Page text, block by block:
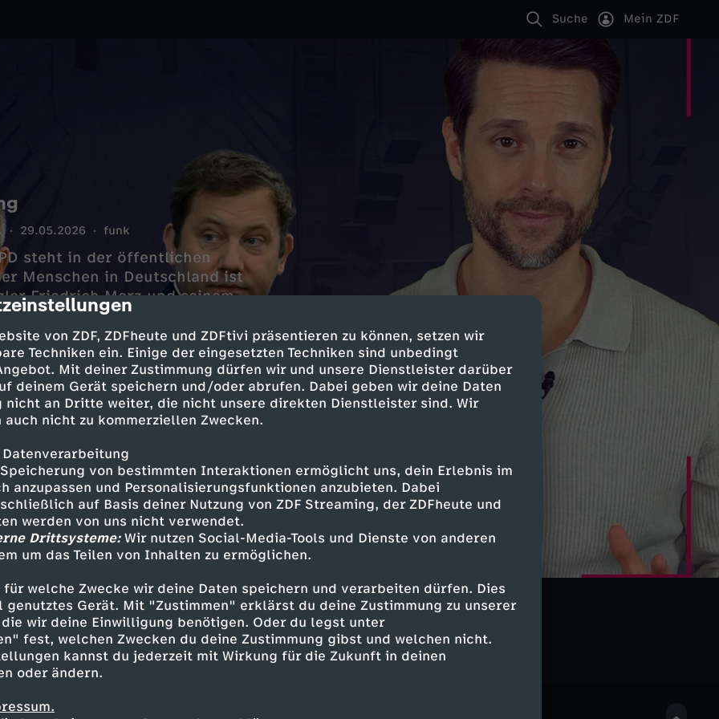
von ZDF, ZDFheute und ZDFtivi präsentieren zu können, setzen wir
Techniken ein. Einige der eingesetzten Techniken sind unbedingt
Mit deiner Zustimmung dürfen wir und unsere Dienstleister darüber
deinem Gerät speichern und/oder abrufen. Dabei geben wir deine Daten
nicht an Dritte weiter, die nicht unsere direkten Dienstleister sind. Wir
nicht zu kommerziellen Zwecken.
von bestimmten Interaktionen ermöglicht uns, dein Erlebnis im
anzupassen und Personalisierungsfunktionen anzubieten. Dabei
auf Basis deiner Nutzung von ZDF Streaming, der ZDFheute und
werden von uns nicht verwendet.
Drittsysteme:Wir nutzen Social-Media-Tools und Dienste von anderen
um das Teilen von Inhalten zu ermöglichen.
für welche Zwecke wir deine Daten speichern und verarbeiten dürfen. Dies
Gerät. Mit "Zustimmen" erklärst du deine Zustimmung zu unserer
wir deine Einwilligung benötigen. Oder du legst unter
fest, welchen Zwecken du deine Zustimmung gibst und welchen nicht.
kannst du jederzeit mit Wirkung für die Zukunft in deinen
oder ändern.
Suche Mein ZDF
29.05.2026 funk
steht in der öffentlichen
Menschen in Deutschland ist
Friedrich Merz und seinem
eine Chance, daran etwas
entdecken
aufschlussreich Untertitel MrWissen2go